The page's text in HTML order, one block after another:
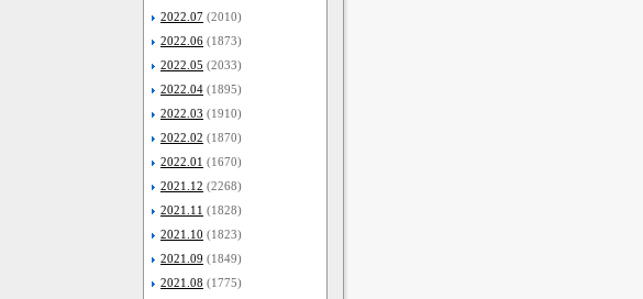
2022.07 (2010)
2022.06 (1873)
2022.05 (2033)
2022.04 (1895)
2022.03 (1910)
2022.02 (1870)
2022.01 (1670)
2021.12 (2268)
2021.11 (1828)
2021.10 (1823)
2021.09 (1849)
2021.08 (1775)